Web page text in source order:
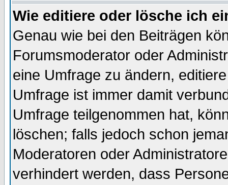
Wie editiere oder lösche ich
Genau wie bei den Beiträgen
Forumsmoderator oder
eine Umfrage zu ändern,
Umfrage ist immer damit
Umfrage teilgenommen hat,
löschen; falls jedoch schon
Moderatoren oder
verhindert werden, dass